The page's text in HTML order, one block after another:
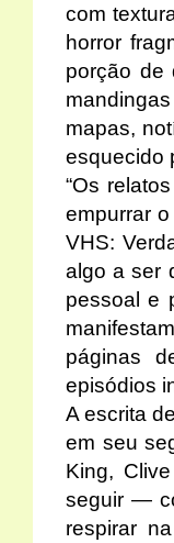
com
horror
porção de
mapas,
esquecido
“Os
empurrar
VHS:
algo a ser
pessoal e
páginas
episódios
A escrita
em seu
King,
seguir —
respirar